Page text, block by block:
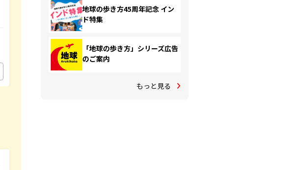
地球の歩き方45周年記念 イン
ド特集
「地球の歩き方」シリーズ広告
のご案内
もっと見る